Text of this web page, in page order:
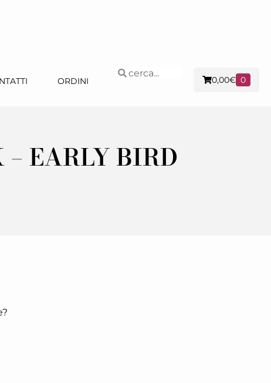
ORDINI 0,00€ 0
EARLY BIRD